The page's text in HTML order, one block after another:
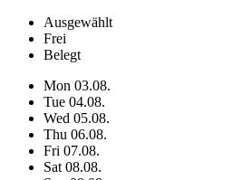
Ausgewählt
Frei
Belegt
Mon 03.08.
Tue 04.08.
Wed 05.08.
Thu 06.08.
Fri 07.08.
Sat 08.08.